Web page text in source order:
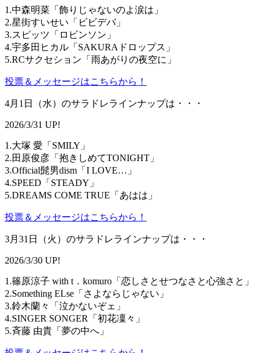
1.中森明菜「飾りじゃないのよ涙は」
2.星街すいせい「ビビデバ」
3.スピッツ「ロビンソン」
4.宇多田ヒカル「SAKURAドロップス」
5.RCサクセション「雨あがりの夜空に」
投票＆メッセージはこちらから！
4月1日（水）のサラドレラインナップは・・・
2026/3/31 UP!
1.大塚 愛「SMILY」
2.田原俊彦「抱きしめてTONIGHT」
3.Official髭男dism「I LOVE…」
4.SPEED「STEADY」
5.DREAMS COME TRUE「あはは」
投票＆メッセージはこちらから！
3月31日（火）のサラドレラインナップは・・・
2026/3/30 UP!
1.篠原涼子 with t．komuro「恋しさとせつなさと心強さと」
2.Something ELse「さよならじゃない」
3.鈴木蘭々「泣かないぞェ」
4.SINGER SONGER「初花凜々」
5.斉藤 由貴「夢の中へ」